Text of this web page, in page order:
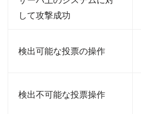
して攻撃成功
検出可能な投票の操作
検出不可能な投票操作